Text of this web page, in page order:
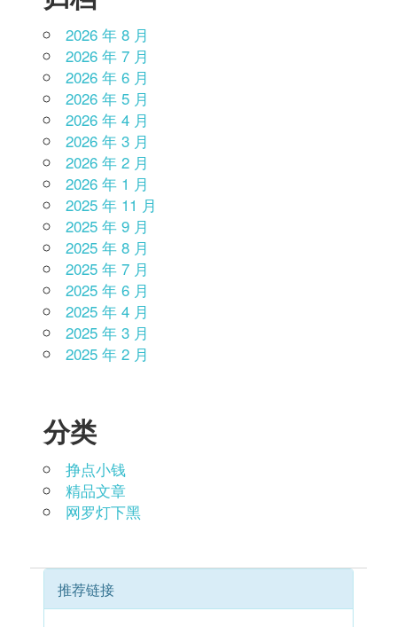
2026 年 8 月
2026 年 7 月
2026 年 6 月
2026 年 5 月
2026 年 4 月
2026 年 3 月
2026 年 2 月
2026 年 1 月
2025 年 11 月
2025 年 9 月
2025 年 8 月
2025 年 7 月
2025 年 6 月
2025 年 4 月
2025 年 3 月
2025 年 2 月
分类
挣点小钱
精品文章
网罗灯下黑
推荐链接